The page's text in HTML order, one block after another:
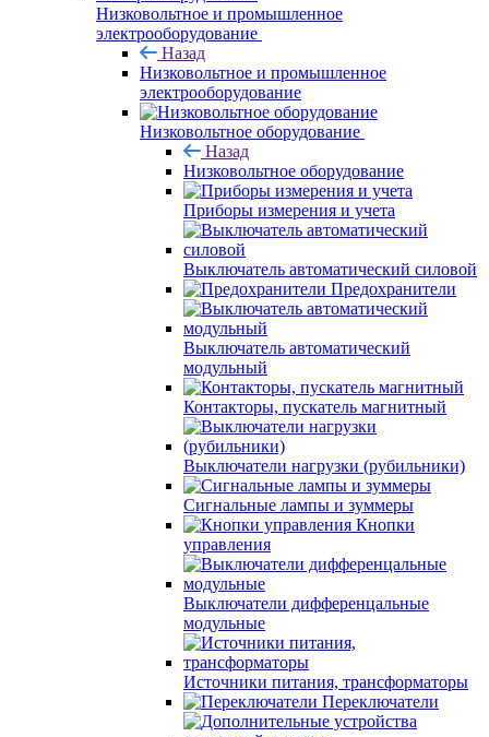
Низковольтное и промышленное
электрооборудование
Назад
Низковольтное и промышленное
электрооборудование
Низковольтное оборудование
Назад
Низковольтное оборудование
Приборы измерения и учета
Выключатель автоматический силовой
Предохранители
Выключатель автоматический
модульный
Контакторы, пускатель магнитный
Выключатели нагрузки (рубильники)
Сигнальные лампы и зуммеры
Кнопки
управления
Выключатели дифференцальные
модульные
Источники питания, трансформаторы
Переключатели